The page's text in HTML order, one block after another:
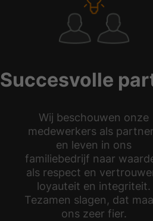
Succesvolle
Wij beschouwen onze
medewerkers als
en leven in ons
familiebedrijf naar
als respect en
loyauteit en integriteit.
Tezamen slagen, dat
ons zeer fier.